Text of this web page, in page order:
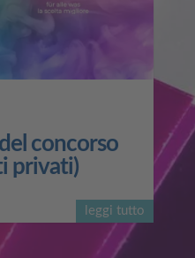
leggi tutto
concorso
privati)